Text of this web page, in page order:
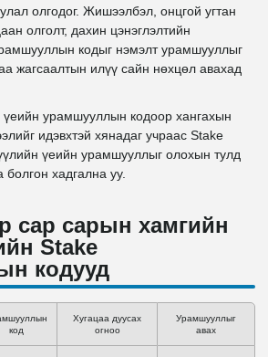
олгодог. Жишээлбэл, онцгой угтан
олголт, дахин цэнэглэлтийн
кодыг нэмэлт урамшууллыг
жагсаалтын илүү сайн нөхцөл авахад
үеийн урамшууллын кодоор хангахын
идэвхтэй хянадаг учраас Stake
үеийн урамшууллыг олохын тулд
болгон хадгална уу.
сар сарын хамгийн
Stake
кодууд
код
Хугацаа дуусах
огноо
Урамшууллыг
авах